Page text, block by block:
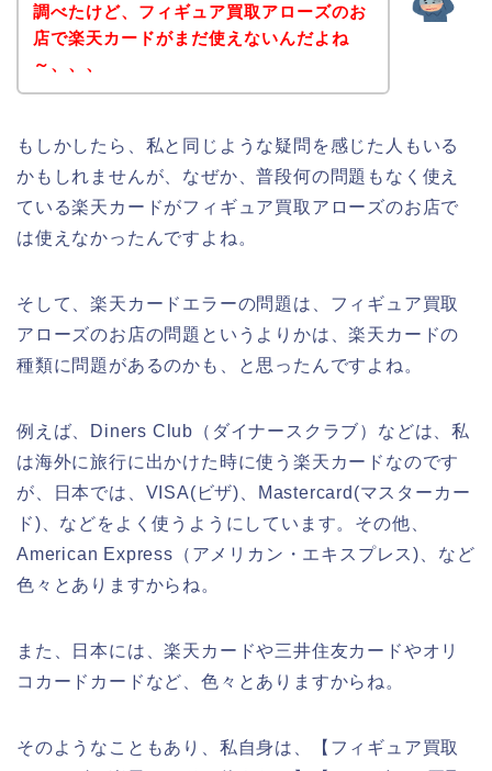
調べたけど、フィギュア買取アローズのお
店で楽天カードがまだ使えないんだよね
～、、、
もしかしたら、私と同じような疑問を感じた人もいる
かもしれませんが、なぜか、普段何の問題もなく使え
ている楽天カードがフィギュア買取アローズのお店で
は使えなかったんですよね。
そして、楽天カードエラーの問題は、フィギュア買取
アローズのお店の問題というよりかは、楽天カードの
種類に問題があるのかも、と思ったんですよね。
例えば、Diners Club（ダイナースクラブ）などは、私
は海外に旅行に出かけた時に使う楽天カードなのです
が、日本では、VISA(ビザ)、Mastercard(マスターカー
ド)、などをよく使うようにしています。その他、
American Express（アメリカン・エキスプレス)、など
色々とありますからね。
また、日本には、楽天カードや三井住友カードやオリ
コカードカードなど、色々とありますからね。
そのようなこともあり、私自身は、【フィギュア買取